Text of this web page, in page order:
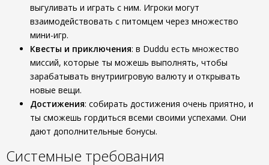
выгуливать и играть с ним. Игроки могут
взаимодействовать с питомцем через множество
мини-игр.
Квесты и приключения: в Duddu есть множество
миссий, которые ты можешь выполнять, чтобы
зарабатывать внутриигровую валюту и открывать
новые вещи.
Достижения: собирать достижения очень приятно, и
ты сможешь гордиться всеми своими успехами. Они
дают дополнительные бонусы.
Системные требования